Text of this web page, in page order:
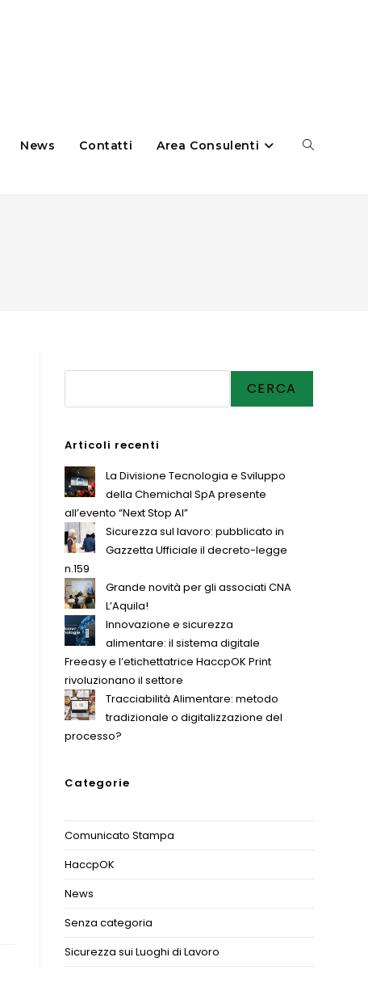
News Contatti Area Consulenti
CERCA
Articoli recenti
La Divisione Tecnologia e Sviluppo
della Chemichal SpA presente
all’evento “Next Stop AI”
Sicurezza sul lavoro: pubblicato in
Gazzetta Ufficiale il decreto-legge
n.159
Grande novità per gli associati CNA
L’Aquila!
Innovazione e sicurezza
alimentare: il sistema digitale
Freeasy e l’etichettatrice HaccpOK Print
rivoluzionano il settore
Tracciabilità Alimentare: metodo
tradizionale o digitalizzazione del
processo?
Categorie
Comunicato Stampa
HaccpOK
News
Senza categoria
Sicurezza sui Luoghi di Lavoro